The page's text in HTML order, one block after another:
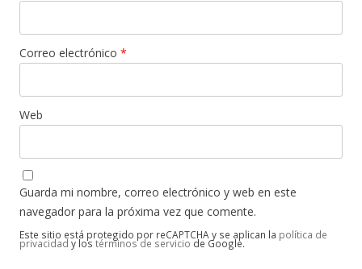
Correo electrónico *
Web
Guarda mi nombre, correo electrónico y web en este
navegador para la próxima vez que comente.
Este sitio está protegido por reCAPTCHA y se aplican la política de
privacidad y los términos de servicio de Google.